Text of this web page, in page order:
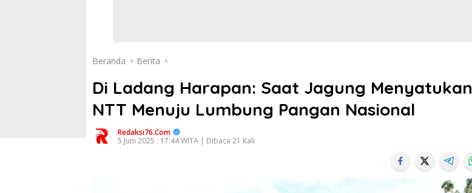
Beranda Berita
Di Ladang Harapan: Saat Jagung Menyatukan
NTT Menuju Lumbung Pangan Nasional
Redaksi76.com
5 Juni 2025 : 17:44 WITA | Dibaca 21 Kali